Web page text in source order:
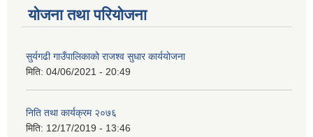
योजना तथा परियोजना
सुर्यगढी गाउँपालिकाको राजश्व सुधार कार्ययोजना
मिति: 04/06/2021 - 20:49
निति तथा कार्यक्रम २०७६
मिति: 12/17/2019 - 13:46